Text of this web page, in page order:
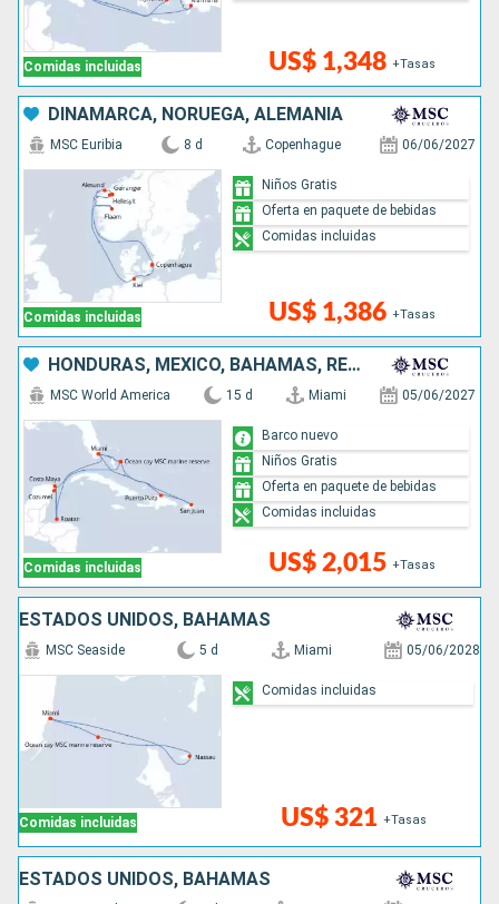
Comidas incluidas US$ 1,348 +Tasas
DINAMARCA, NORUEGA, ALEMANIA
Comidas incluidas
MSC Euribia 8 d Copenhague 06/06/2027
US$ 1,386 +Tasas
Niños Gratis
Oferta en paquete de bebidas
Comidas incluidas
HONDURAS, MÉXICO, BAHAMAS, REPÚBLICA DOMINICANA, PUERTO RICO, ESTADOS UNIDOS
Comidas incluidas
MSC World America 15 d Miami 05/06/2027
US$ 2,015 +Tasas
Barco nuevo
Niños Gratis
Oferta en paquete de bebidas
Comidas incluidas
ESTADOS UNIDOS, BAHAMAS
Comidas incluidas
MSC Seaside 5 d Miami 05/06/2028
US$ 321 +Tasas
Comidas incluidas
ESTADOS UNIDOS, BAHAMAS